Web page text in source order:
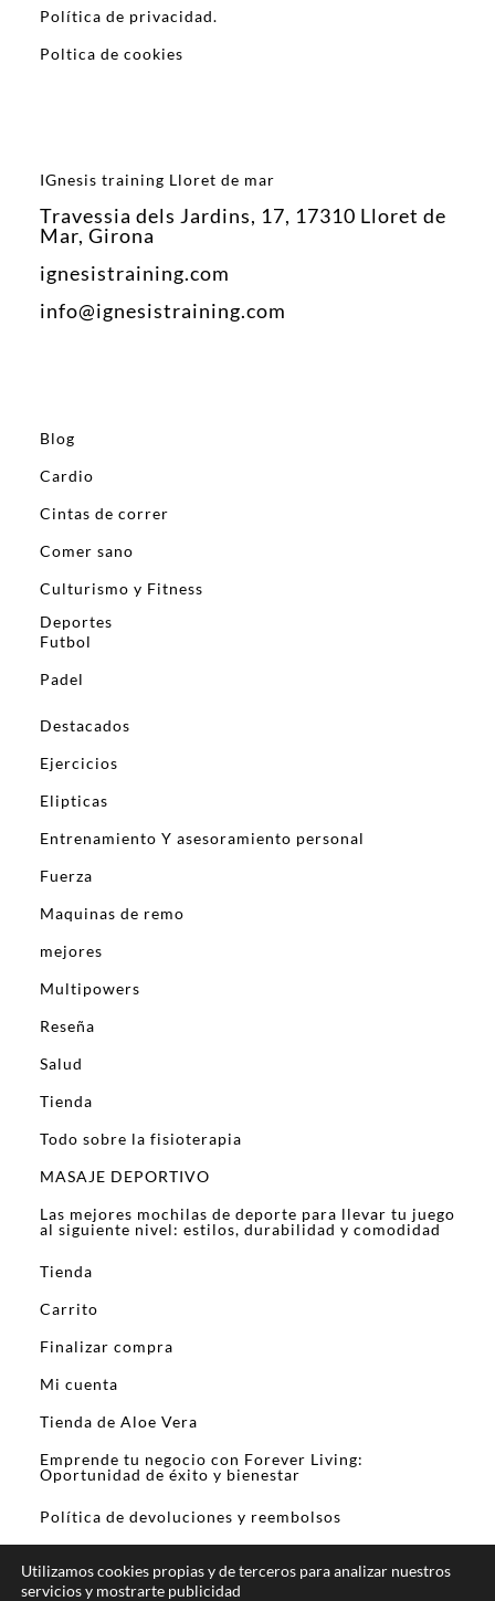
Política de privacidad.
Poltica de cookies
IGnesis training Lloret de mar
Travessia dels Jardins, 17, 17310 Lloret de
Mar, Girona
ignesistraining.com
info@ignesistraining.com
Blog
Cardio
Cintas de correr
Comer sano
Culturismo y Fitness
Deportes
Futbol
Padel
Destacados
Ejercicios
Elipticas
Entrenamiento Y asesoramiento personal
Fuerza
Maquinas de remo
mejores
Multipowers
Reseña
Salud
Tienda
Todo sobre la fisioterapia
MASAJE DEPORTIVO
Las mejores mochilas de deporte para llevar tu juego
al siguiente nivel: estilos, durabilidad y comodidad
Tienda
Carrito
Finalizar compra
Mi cuenta
Tienda de Aloe Vera
Emprende tu negocio con Forever Living:
Oportunidad de éxito y bienestar
Política de devoluciones y reembolsos
Utilizamos cookies propias y de terceros para analizar nuestros
servicios y mostrarte publicidad